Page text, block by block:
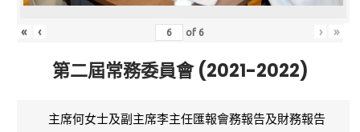
« ‹ of 6 › »
第二屆常務委員會 (2021-2022)
主席何女士及副主席李主任匯報會務報告及財務報告